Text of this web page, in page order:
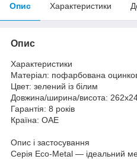
Опис Характеристики
Опис
Характеристики
Матеріал: пофарбована
Цвет: зелений із білим
Довжина/ширина/висота:
Гарантія: 8 років
Країна: ОАЕ
Опис і застосування
Серія Eco-Metal — ідеальний